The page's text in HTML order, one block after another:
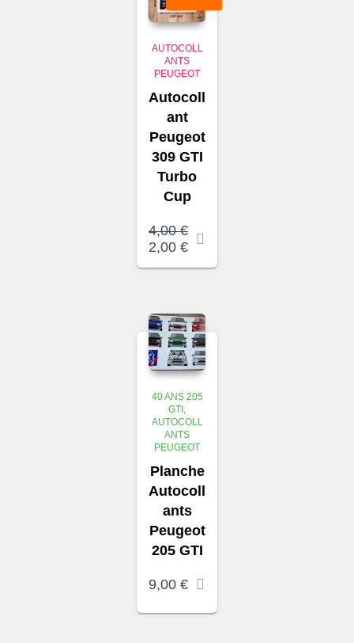
AUTOCOLL
ANTS
PEUGEOT
Autocoll
ant
Peugeot
309 GTI
Turbo
Cup
4,00€
Le
4,00 €.
2,00 €Le
2,00 €.
40 ANS 205
GTI
AUTOCOLL
ANTS
PEUGEOT
Planche
Autocoll
ants
Peugeot
205 GTI
9,00 €